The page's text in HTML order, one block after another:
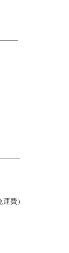
費）